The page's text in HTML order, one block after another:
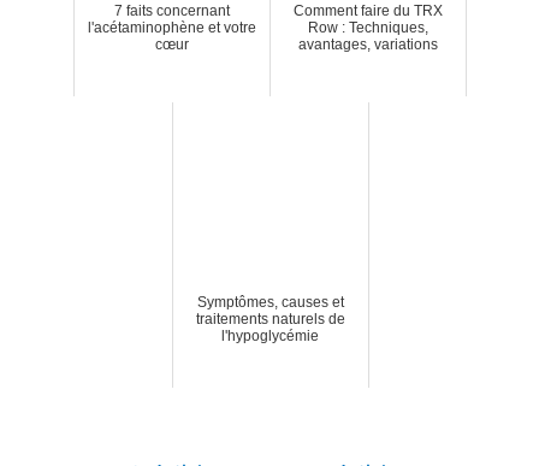
7 faits concernant
l'acétaminophène et votre
cœur
Comment faire du TRX
Row : Techniques,
avantages, variations
Symptômes, causes et
traitements naturels de
l'hypoglycémie